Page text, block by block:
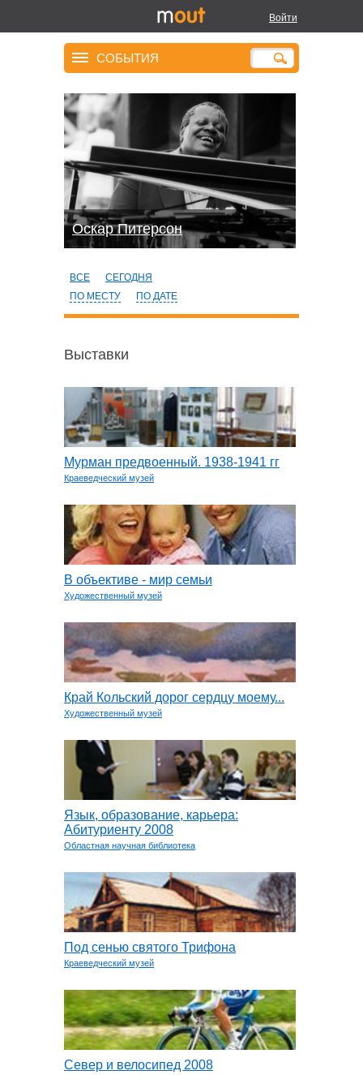
Войти
СОБЫТИЯ
Оскар Питерсон
ВСЕ
СЕГОДНЯ
ПО МЕСТУ
ПО ДАТЕ
Выставки
Мурман предвоенный. 1938-1941 гг
Краеведческий музей
В объективе - мир семьи
Художественный музей
Край Кольский дорог сердцу моему...
Художественный музей
Язык, образование, карьера:
Абитуриенту 2008
Областная научная библиотека
Под сенью святого Трифона
Краеведческий музей
Север и велосипед 2008